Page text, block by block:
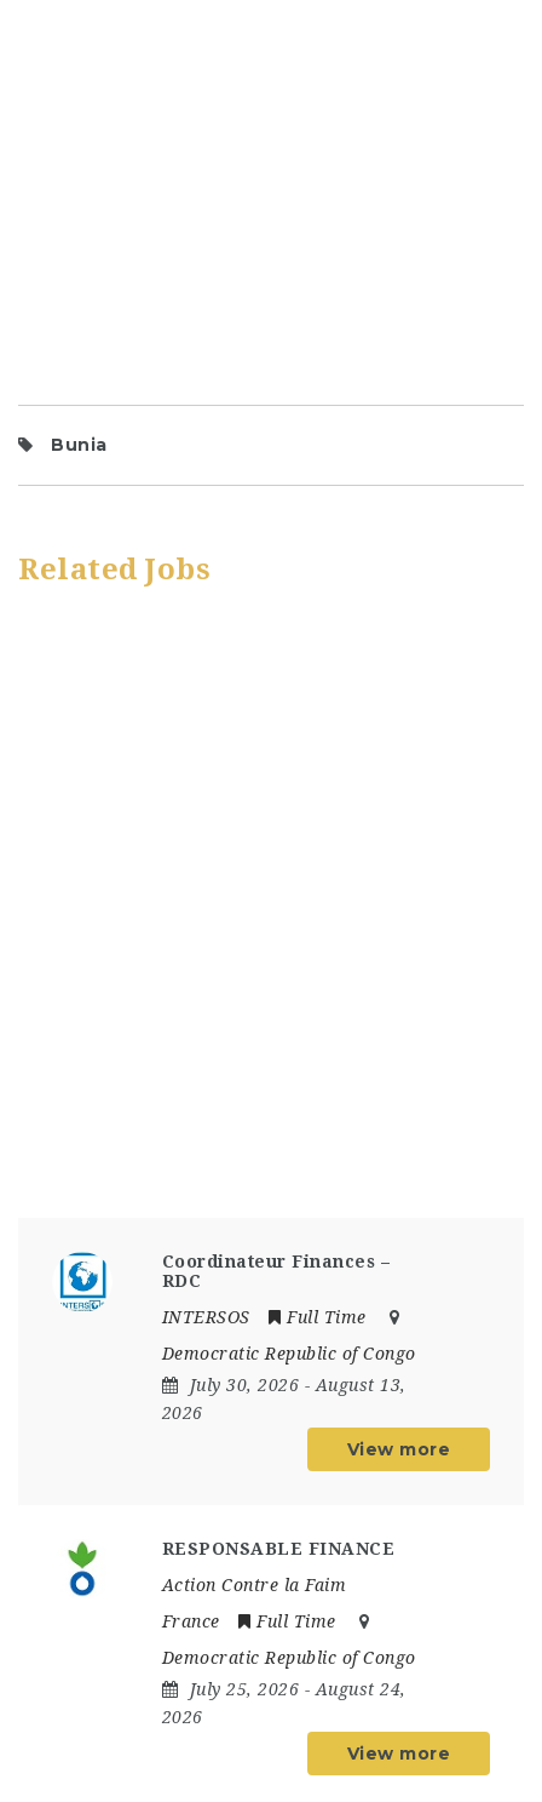
Bunia
Related Jobs
Coordinateur Finances –
RDC
INTERSOS
Full Time
Democratic Republic of Congo
July 30, 2026 - August 13,
2026
View more
RESPONSABLE FINANCE
Action Contre la Faim
France
Full Time
Democratic Republic of Congo
July 25, 2026 - August 24,
2026
View more